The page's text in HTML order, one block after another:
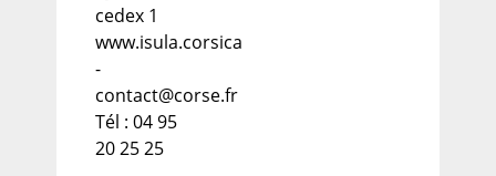
cedex 1
www.isula.corsica
-
contact@corse.fr
Tél : 04 95
20 25 25